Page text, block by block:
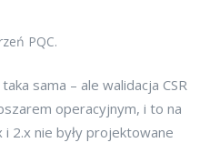
PQC.
sama – ale walidacja CSR
operacyjnym, i to na
2.x nie były projektowane